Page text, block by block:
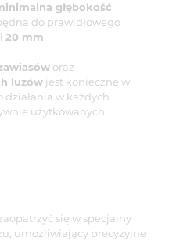
głębokość
do prawidłowego
20 mm
oraz
luzów jest konieczne w
w każdych
użytkowanych.
się w specjalny
umożliwiający precyzyjne